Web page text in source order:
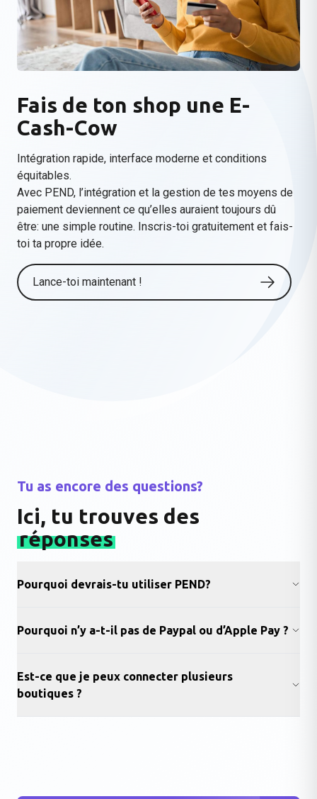
Fais de ton shop une E-
Cash-Cow
Intégration rapide, interface moderne et conditions
équitables.
Avec PEND, l’intégration et la gestion de tes moyens de
paiement deviennent ce qu’elles auraient toujours dû
être: une simple routine. Inscris-toi gratuitement et fais-
toi ta propre idée.
Lance-toi maintenant !
Tu as encore des questions?
Ici, tu trouves des
réponses
Pourquoi devrais-tu utiliser PEND?
Pourquoi n’y a-t-il pas de Paypal ou d’Apple Pay ?
Est-ce que je peux connecter plusieurs
boutiques ?